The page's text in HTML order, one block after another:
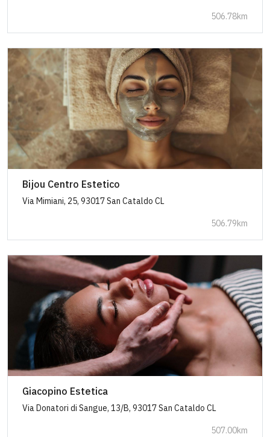
506.78km
Bijou Centro Estetico
Via Mimiani, 25, 93017 San Cataldo CL
506.79km
Giacopino Estetica
Via Donatori di Sangue, 13/B, 93017 San Cataldo CL
507.00km